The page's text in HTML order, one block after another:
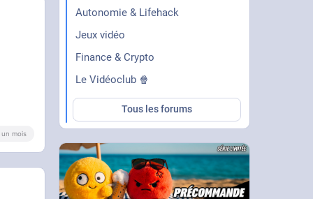
un mois
Autonomie & Lifehack
Jeux vidéo
Finance & Crypto
Le Vidéoclub 🍿
Tous les forums